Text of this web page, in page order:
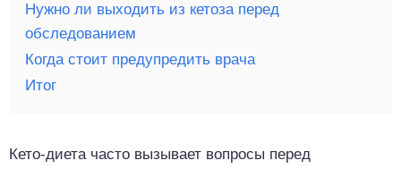
Нужно ли выходить из кетоза перед
обследованием
Когда стоит предупредить врача
Итог
Кето-диета часто вызывает вопросы перед